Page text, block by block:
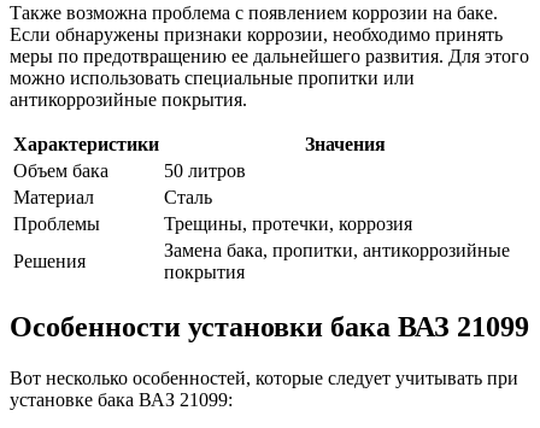
Также возможна проблема с появлением коррозии на баке.
Если обнаружены признаки коррозии, необходимо принять
меры по предотвращению ее дальнейшего развития. Для этого
можно использовать специальные пропитки или
антикоррозийные покрытия.
Характеристики
Значения
Объем бака
50 литров
Материал
Сталь
Проблемы
Трещины, протечки, коррозия
Решения
Замена бака, пропитки, антикоррозийные
покрытия
Особенности установки бака ВАЗ 21099
Вот несколько особенностей, которые следует учитывать при
установке бака ВАЗ 21099: